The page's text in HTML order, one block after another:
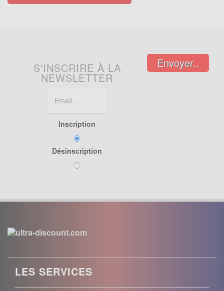
S'INSCRIRE À LA
NEWSLETTER
Inscription
Désinscription
Envoyer..
LES SERVICES